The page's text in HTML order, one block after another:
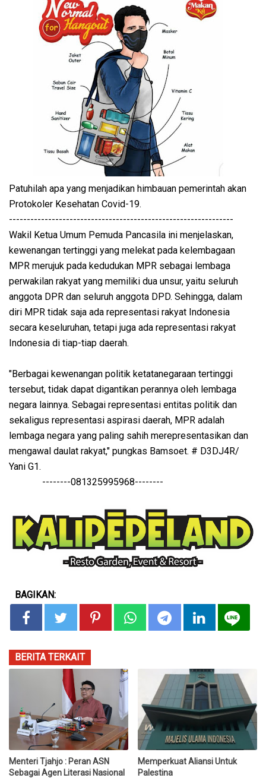
Patuhilah apa yang menjadikan himbauan pemerintah akan
Protokoler Kesehatan Covid-19.
---------------------------------------------------------------
Wakil Ketua Umum Pemuda Pancasila ini menjelaskan,
kewenangan tertinggi yang melekat pada kelembagaan
MPR merujuk pada kedudukan MPR sebagai lembaga
perwakilan rakyat yang memiliki dua unsur, yaitu seluruh
anggota DPR dan seluruh anggota DPD. Sehingga, dalam
diri MPR tidak saja ada representasi rakyat Indonesia
secara keseluruhan, tetapi juga ada representasi rakyat
Indonesia di tiap-tiap daerah.
"Berbagai kewenangan politik ketatanegaraan tertinggi
tersebut, tidak dapat digantikan perannya oleh lembaga
negara lainnya. Sebagai representasi entitas politik dan
sekaligus representasi aspirasi daerah, MPR adalah
lembaga negara yang paling sahih merepresentasikan dan
mengawal daulat rakyat," pungkas Bamsoet. # D3DJ4R/
Yani G1.
--------081325995968--------
BAGIKAN:
BERITA TERKAIT
Menteri Tjahjo : Peran ASN
Sebagai Agen Literasi Nasional
Memperkuat Aliansi Untuk
Palestina